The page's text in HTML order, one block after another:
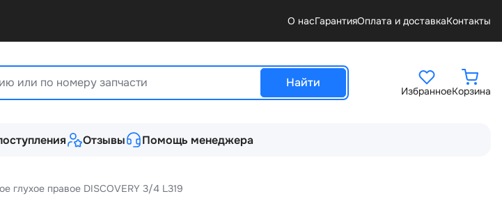
О насГарантияОплата и доставкаКонтакты
Найти
ИзбранноеКорзина
Отзывы Помощь менеджера
глухое правое DISCOVERY 3/4 L319